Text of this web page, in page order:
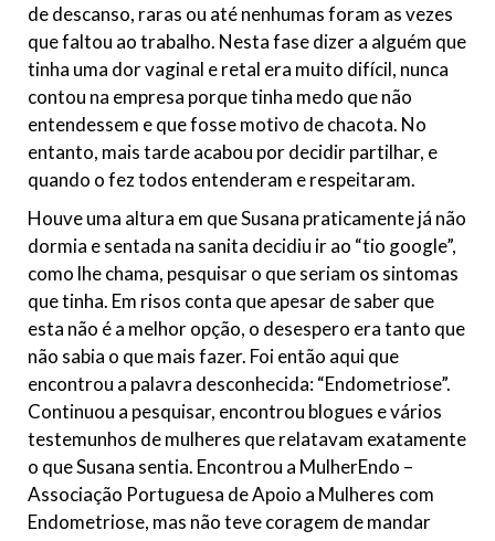
de descanso, raras ou até nenhumas foram as vezes
que faltou ao trabalho. Nesta fase dizer a alguém que
tinha uma dor vaginal e retal era muito difícil, nunca
contou na empresa porque tinha medo que não
entendessem e que fosse motivo de chacota. No
entanto, mais tarde acabou por decidir partilhar, e
quando o fez todos entenderam e respeitaram.
Houve uma altura em que Susana praticamente já não
dormia e sentada na sanita decidiu ir ao “tio google”,
como lhe chama, pesquisar o que seriam os sintomas
que tinha. Em risos conta que apesar de saber que
esta não é a melhor opção, o desespero era tanto que
não sabia o que mais fazer. Foi então aqui que
encontrou a palavra desconhecida: “Endometriose”.
Continuou a pesquisar, encontrou blogues e vários
testemunhos de mulheres que relatavam exatamente
o que Susana sentia. Encontrou a MulherEndo –
Associação Portuguesa de Apoio a Mulheres com
Endometriose, mas não teve coragem de mandar